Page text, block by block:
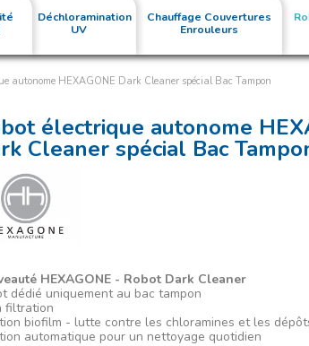
Déchloramination
UV
Chauffage Couvertures
Enrouleurs
autonome HEXAGONE Dark Cleaner spécial Bac Tampon
électrique autonome
Cleaner spécial Bac
HEXAGONE - Robot Dark Cleaner
dédié uniquement au bac tampon
filtration
biofilm - lutte contre les chloramines et les
automatique pour un nettoyage quotidien